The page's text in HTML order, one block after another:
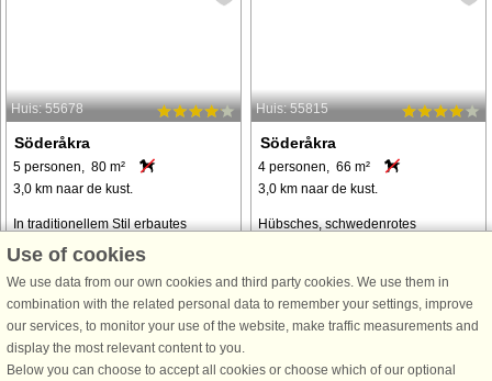
Huis: 55678
Söderåkra
5 personen, 80 m²
3,0 km naar de kust.
In traditionellem Stil erbautes
Ferienhaus, das 2012 innen
Rumpf des alten Hauses wurde
erhalten, ansonsten alles mit
hochwertigem Materialien erneuert.
Nun steht hier ...
Huis: 55815
Söderåkra
4 personen, 66 m²
3,0 km naar de kust.
Hübsches, schwedenrotes
Naturgrundstück mit Bäumen, in
einer ruhigen Sackgasse ohne
Durchgangsverkehr.
Platz ...
Use of cookies
We use data from our own cookies and third party cookies. We use them in
combination with the related personal data to remember your settings, improve
our services, to monitor your use of the website, make traffic measurements and
display the most relevant content to you.
Below you can choose to accept all cookies or choose which of our optional